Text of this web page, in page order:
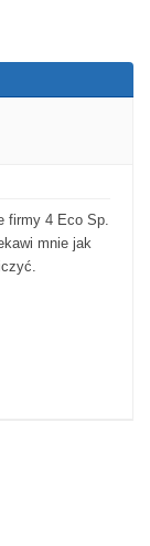
firmy 4 Eco Sp.
mnie jak